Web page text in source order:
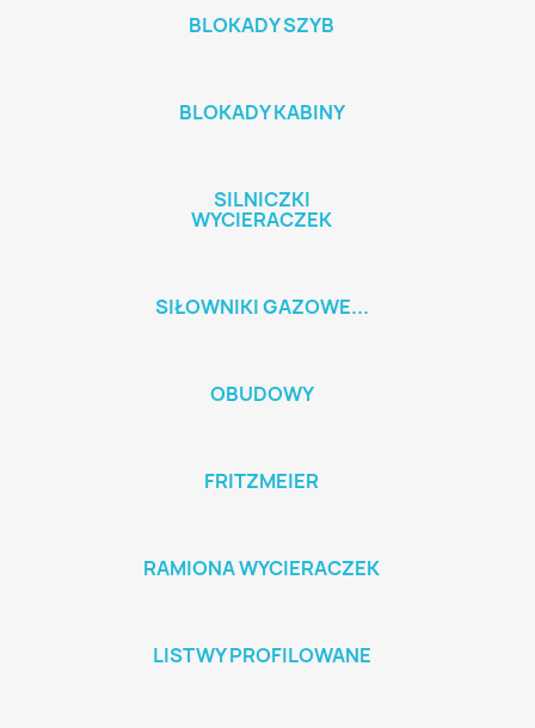
BLOKADY SZYB
BLOKADY KABINY
SILNICZKI
WYCIERACZEK
SIŁOWNIKI GAZOWE...
OBUDOWY
FRITZMEIER
RAMIONA WYCIERACZEK
LISTWY PROFILOWANE